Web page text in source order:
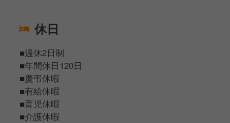
休日
■週休2日制
■年間休日120日
■慶弔休暇
■有給休暇
■育児休暇
■介護休暇